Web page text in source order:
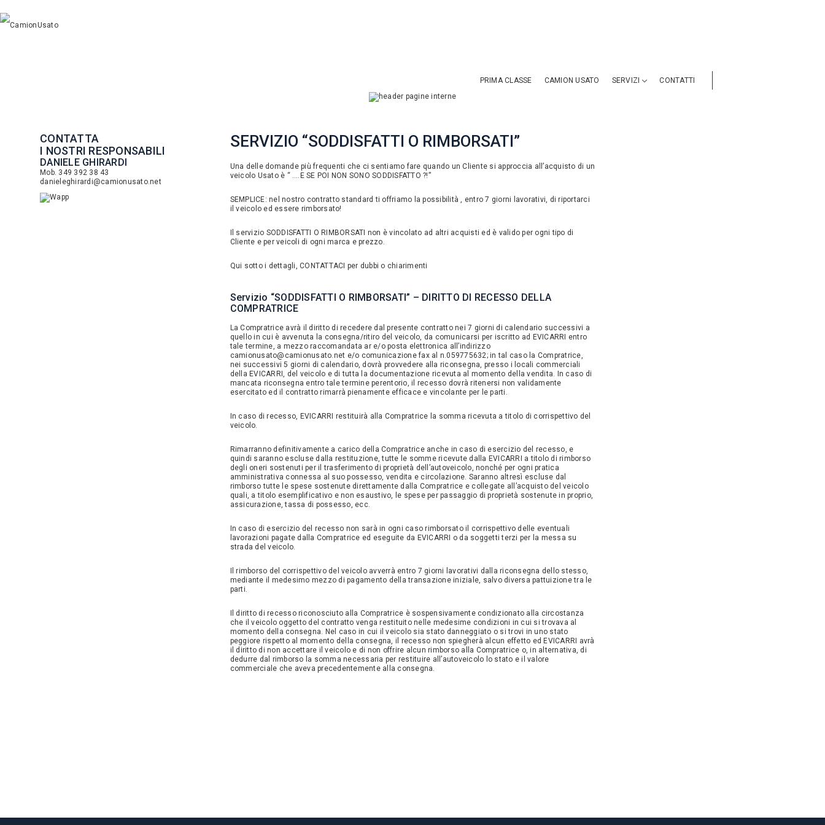
PRIMA CLASSE CAMION USATO SERVIZI CONTATTI
CONTATTA
I NOSTRI RESPONSABILI
DANIELE GHIRARDI
Mob. 349 392 38 43
danieleghirardi@camionusato.net
SERVIZIO “SODDISFATTI O RIMBORSATI”
Una delle domande più frequenti che ci sentiamo fare quando un Cliente si approccia all’acquisto di un
veicolo Usato è “ ….E SE POI NON SONO SODDISFATTO ?!”
SEMPLICE: nel nostro contratto standard ti offriamo la possibilità , entro 7 giorni lavorativi, di riportarci
il veicolo ed essere rimborsato!
Il servizio SODDISFATTI O RIMBORSATI non è vincolato ad altri acquisti ed è valido per ogni tipo di
Cliente e per veicoli di ogni marca e prezzo.
Qui sotto i dettagli, CONTATTACI per dubbi o chiarimenti
Servizio “SODDISFATTI O RIMBORSATI” – DIRITTO DI RECESSO DELLA
COMPRATRICE
La Compratrice avrà il diritto di recedere dal presente contratto nei 7 giorni di calendario successivi a
quello in cui è avvenuta la consegna/ritiro del veicolo, da comunicarsi per iscritto ad EVICARRI entro
tale termine, a mezzo raccomandata ar e/o posta elettronica all’indirizzo
camionusato@camionusato.net e/o comunicazione fax al n.059775632; in tal caso la Compratrice,
nei successivi 5 giorni di calendario, dovrà provvedere alla riconsegna, presso i locali commerciali
della EVICARRI, del veicolo e di tutta la documentazione ricevuta al momento della vendita. In caso di
mancata riconsegna entro tale termine perentorio, il recesso dovrà ritenersi non validamente
esercitato ed il contratto rimarrà pienamente efficace e vincolante per le parti.
In caso di recesso, EVICARRI restituirà alla Compratrice la somma ricevuta a titolo di corrispettivo del
veicolo.
Rimarranno definitivamente a carico della Compratrice anche in caso di esercizio del recesso, e
quindi saranno escluse dalla restituzione, tutte le somme ricevute dalla EVICARRI a titolo di rimborso
degli oneri sostenuti per il trasferimento di proprietà dell’autoveicolo, nonché per ogni pratica
amministrativa connessa al suo possesso, vendita e circolazione. Saranno altresì escluse dal
rimborso tutte le spese sostenute direttamente dalla Compratrice e collegate all’acquisto del veicolo
quali, a titolo esemplificativo e non esaustivo, le spese per passaggio di proprietà sostenute in proprio,
assicurazione, tassa di possesso, ecc.
In caso di esercizio del recesso non sarà in ogni caso rimborsato il corrispettivo delle eventuali
lavorazioni pagate dalla Compratrice ed eseguite da EVICARRI o da soggetti terzi per la messa su
strada del veicolo.
Il rimborso del corrispettivo del veicolo avverrà entro 7 giorni lavorativi dalla riconsegna dello stesso,
mediante il medesimo mezzo di pagamento della transazione iniziale, salvo diversa pattuizione tra le
parti.
Il diritto di recesso riconosciuto alla Compratrice è sospensivamente condizionato alla circostanza
che il veicolo oggetto del contratto venga restituito nelle medesime condizioni in cui si trovava al
momento della consegna. Nel caso in cui il veicolo sia stato danneggiato o si trovi in uno stato
peggiore rispetto al momento della consegna, il recesso non spiegherà alcun effetto ed EVICARRI avrà
il diritto di non accettare il veicolo e di non offrire alcun rimborso alla Compratrice o, in alternativa, di
dedurre dal rimborso la somma necessaria per restituire all’autoveicolo lo stato e il valore
commerciale che aveva precedentemente alla consegna.